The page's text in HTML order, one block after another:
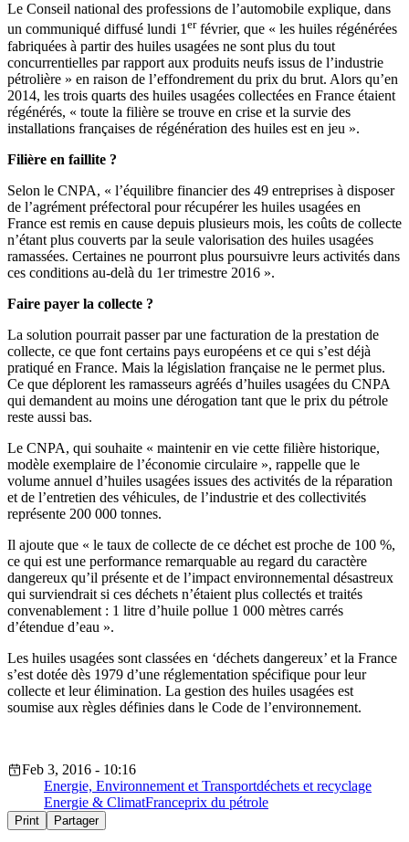
Le Conseil national des professions de l’automobile explique, dans
un communiqué diffusé lundi 1erfévrier, que « les huiles régénérées
fabriquées à partir des huiles usagées ne sont plus du tout
concurrentielles par rapport aux produits neufs issus de l’industrie
pétrolière » en raison de l’effondrement du prix du brut. Alors qu’en
2014, les trois quarts des huiles usagées collectées en France étaient
régénérés, « toute la filière se trouve en crise et la survie des
installations françaises de régénération des huiles est en jeu ».
Filière en faillite ?
Selon le CNPA, « l’équilibre financier des 49 entreprises à disposer
de l’agrément préfectoral pour récupérer les huiles usagées en
France est remis en cause depuis plusieurs mois, les coûts de collecte
n’étant plus couverts par la seule valorisation des huiles usagées
ramassées. Certaines ne pourront plus poursuivre leurs activités dans
ces conditions au-delà du 1er trimestre 2016 ».
Faire payer la collecte ?
La solution pourrait passer par une facturation de la prestation de
collecte, ce que font certains pays européens et ce qui s’est déjà
pratiqué en France. Mais la législation française ne le permet plus.
Ce que déplorent les ramasseurs agréés d’huiles usagées du CNPA
qui demandent au moins une dérogation tant que le prix du pétrole
reste aussi bas.
Le CNPA, qui souhaite « maintenir en vie cette filière historique,
modèle exemplaire de l’économie circulaire », rappelle que le
volume annuel d’huiles usagées issues des activités de la réparation
et de l’entretien des véhicules, de l’industrie et des collectivités
représente 200 000 tonnes.
Il ajoute que « le taux de collecte de ce déchet est proche de 100 %,
ce qui est une performance remarquable au regard du caractère
dangereux qu’il présente et de l’impact environnemental désastreux
qui surviendrait si ces déchets n’étaient plus collectés et traités
convenablement : 1 litre d’huile pollue 1 000 mètres carrés
d’étendue d’eau ».
Les huiles usagées sont classées en ‘déchets dangereux’ et la France
s’est dotée dès 1979 d’une réglementation spécifique pour leur
collecte et leur élimination. La gestion des huiles usagées est
soumise aux règles définies dans le Code de l’environnement.
Feb 3, 2016 - 10:16
Energie, Environnement et Transportdéchets et recyclage
Energie & ClimatFranceprix du pétrole
Print Partager